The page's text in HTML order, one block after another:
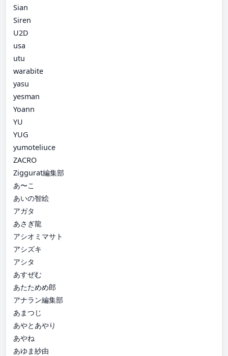
Sian
Siren
U2D
usa
utu
warabite
yasu
yesman
Yoann
YU
YUG
yumoteliuce
ZACRO
Ziggurat編集部
あ〜こ
あいの智絵
アガタ
あさぎ龍
アシオミマサト
アシズキ
アシタ
あすぜむ
あたためめ郎
アナラン編集部
あまつじ
あやとあやり
あやね
あゆま紗由